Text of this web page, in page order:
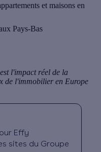
et maisons en
Pays-Bas
l'impact réel de la
de l'immobilier en Europe
Effy
sites du Groupe